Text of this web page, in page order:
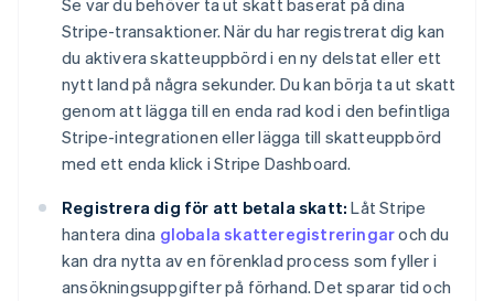
Se var du behöver ta ut skatt baserat på dina
Stripe-transaktioner. När du har registrerat dig kan
du aktivera skatteuppbörd i en ny delstat eller ett
nytt land på några sekunder. Du kan börja ta ut skatt
genom att lägga till en enda rad kod i den befintliga
Stripe-integrationen eller lägga till skatteuppbörd
med ett enda klick i Stripe Dashboard.
Registrera dig för att betala skatt: Låt Stripe
hantera dina globala skatteregistreringaroch du
kan dra nytta av en förenklad process som fyller i
ansökningsuppgifter på förhand. Det sparar tid och